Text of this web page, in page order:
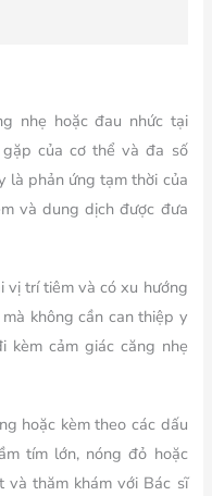
nhẹ hoặc đau nhức tại
của cơ thể và đa số
là phản ứng tạm thời của
và dung dịch được đưa
vị trí tiêm và có xu hướng
không cần can thiệp y
kèm cảm giác căng nhẹ
hoặc kèm theo các dấu
tím lớn, nóng đỏ hoặc
và thăm khám với Bác sĩ